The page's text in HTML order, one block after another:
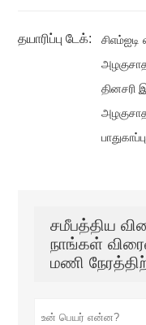
தயாரிப்பு டேக்:
சிஎம்ஐடி
தினசரி
சமீபத்திய
நாங்கள்
மணி